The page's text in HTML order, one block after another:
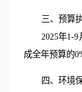
三、预算
2025年1-
成全年预算的
四、环境